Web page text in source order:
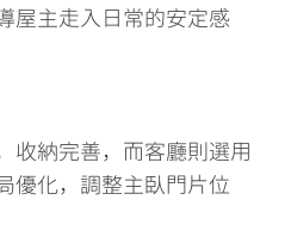
屋主走入日常的安定感
收納完善，而客廳則選用
優化，調整主臥門片位